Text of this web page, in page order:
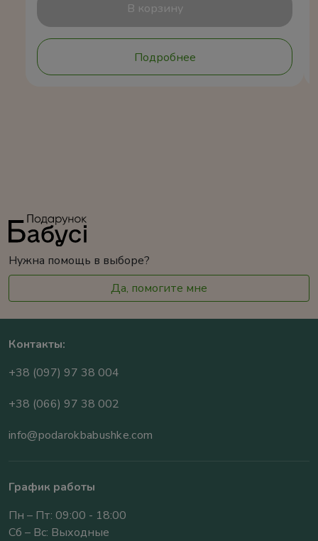
В корзину
Подробнее
Нужна помощь в выборе?
Да, помогите мне
Контакты:
+38 (097) 97 38 004
+38 (066) 97 38 002
info@podarokbabushke.com
График работы
Пн – Пт: 09:00 - 18:00
Сб – Вс: Выходные